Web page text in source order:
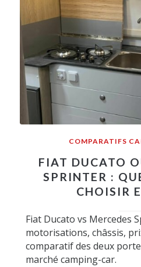
COMPARATIFS
FIAT DUCATO
SPRINTER :
CHOISIR
Fiat Ducato vs Mercedes
motorisations, châssis,
comparatif des deux
marché camping-car.